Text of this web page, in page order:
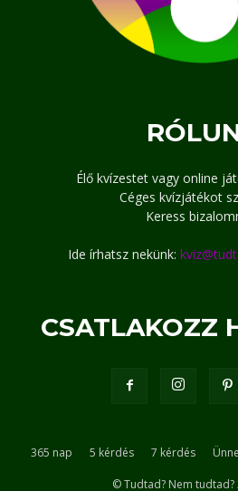
Élő kvízestet vagy online
Céges kvízjátékot
Keress
Ide írhatsz nekünk:
CSATLAKOZZ
365 nap 5 kérdés 7 kérdés
© Tudtad? Nem tudtad?